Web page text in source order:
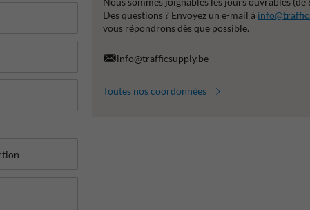
Des questions ? Envoyez un e-mail à
vous répondrons dès que possible.
info@trafficsupply.be
Toutes nos coordonnées